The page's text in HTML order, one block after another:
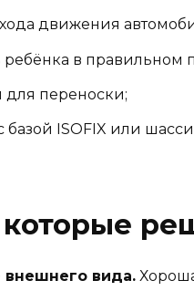
движения
ребёнка в правильном
для переноски;
базой ISOFIX или
которые
вида.